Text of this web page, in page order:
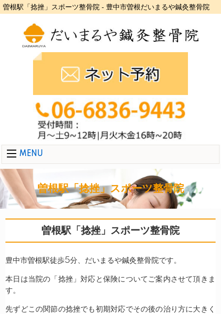
曽根駅「捻挫」スポーツ整骨院 - 豊中市曽根だいまるや鍼灸整骨院
MENU
曽根駅「捻挫」スポーツ整骨院
曽根駅「捻挫」スポーツ整骨院
豊中市曽根駅徒歩5分、だいまるや鍼灸整骨院です。
本日は当院の「捻挫」対応と保険についてご案内させて頂きま
す。
先ずどこの関節の捻挫でも初期対応でその後の治り方に大きく